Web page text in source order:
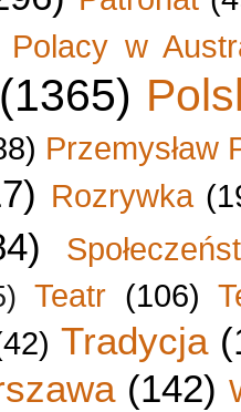
Polacy w
(1365)
Przemysław
Rozrywka
Teatr (106)
Tradycja
(142)